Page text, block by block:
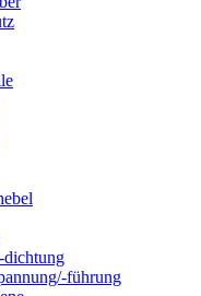
dichtung
führung